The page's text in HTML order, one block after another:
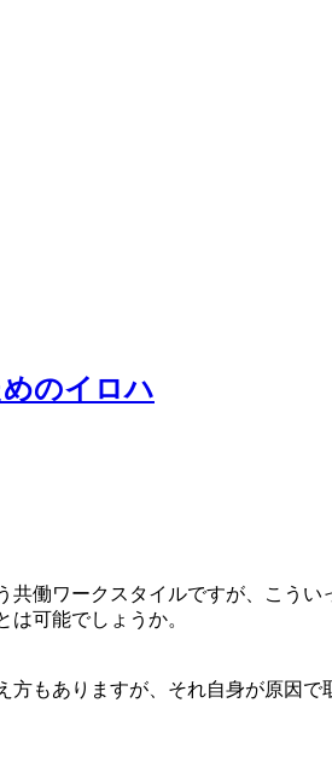
のイロハ
働ワークスタイルですが、こう
可能でしょうか。
もありますが、それ自身が原因